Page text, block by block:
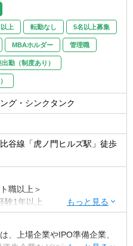
マネジメントを経験すること
グラウンドのメンバー
、金融機関、コンサルティン
業会社経営企画など多様なメ
ています。
活かしながら、チームで課題
ます。
上 転勤なし 5名以上募集
MBAホルダー 管理職
勤（制度あり）
グ・シンクタンク
谷線「虎ノ門ヒルズ駅」徒歩
職以上＞
験1年以上
ング業務への興味・関心
創っていくことに対する興
、上場企業やIPO準備企業、